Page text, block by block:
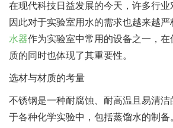
在现代科技日益发展的今天，许多行业
因此对于实验室用水的需求也越来越
水器作为实验室中常用的设备之一，
质的同时也体现了其重要性。
选材与材质的考量
不锈钢是一种耐腐蚀、耐高温且易清洁
于各种化学实验中，包括蒸馏水的制